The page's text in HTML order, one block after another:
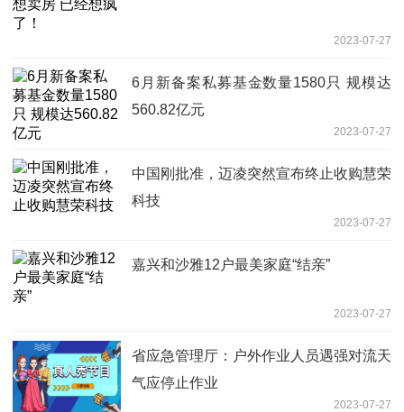
2023-07-27
6月新备案私募基金数量1580只 规模达
560.82亿元
2023-07-27
中国刚批准，迈凌突然宣布终止收购慧荣
科技
2023-07-27
嘉兴和沙雅12户最美家庭“结亲”
2023-07-27
省应急管理厅：户外作业人员遇强对流天
气应停止作业
2023-07-27